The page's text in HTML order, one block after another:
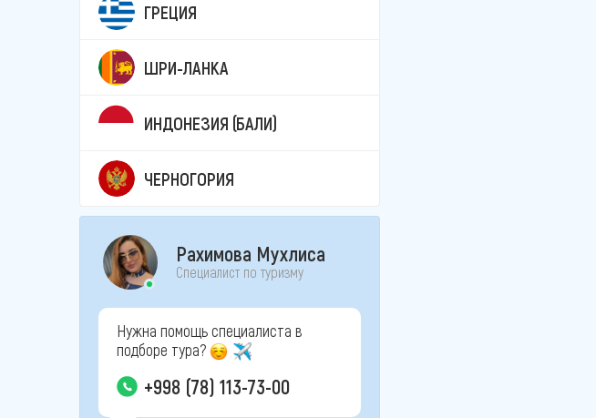
ГРЕЦИЯ
ШРИ-ЛАНКА
ИНДОНЕЗИЯ (БАЛИ)
ЧЕРНОГОРИЯ
Рахимова Мухлиса
Специалист по туризму
Нужна помощь специалиста в
подборе тура?
+998 (78) 113-73-00